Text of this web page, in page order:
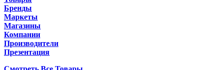
Бренды
Маркеты
Магазины
Компании
Производители
Презентация